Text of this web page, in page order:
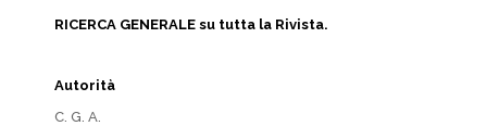
RICERCA GENERALE su tutta la Rivista.
Autorità
C. G. A.